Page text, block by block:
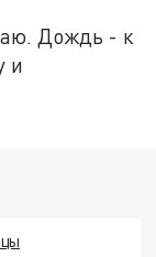
Дождь - к
и